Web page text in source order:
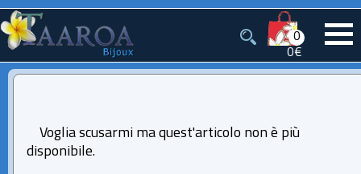
0
0€
Voglia scusarmi ma quest'articolo non è più
disponibile.